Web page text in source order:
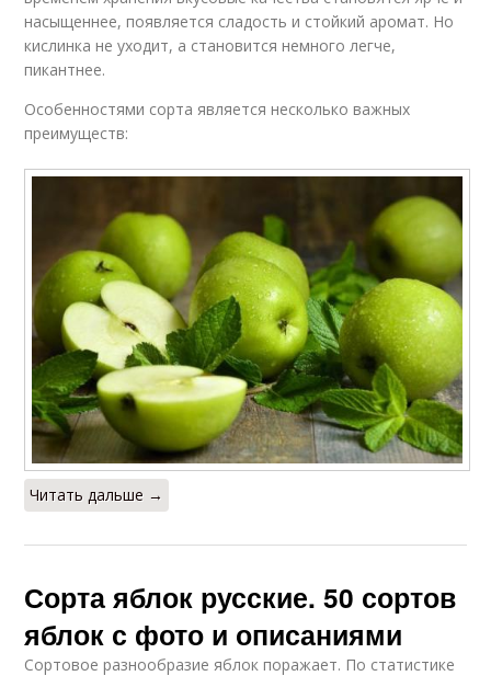
насыщеннее, появляется сладость и стойкий аромат. Но
кислинка не уходит, а становится немного легче,
пикантнее.
Особенностями сорта является несколько важных
преимуществ:
Читать дальше →
Сорта яблок русские. 50 сортов
яблок с фото и описаниями
Сортовое разнообразие яблок поражает. По статистике